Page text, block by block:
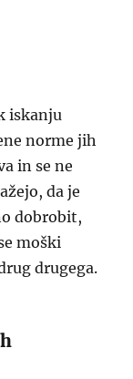
iskanju
norme jih
in se ne
da je
dobrobit,
moški
drugega.